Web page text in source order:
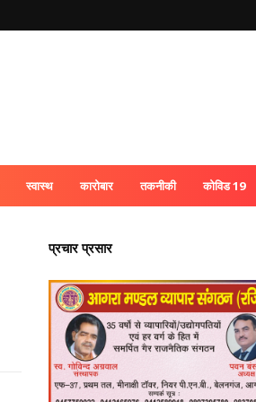
स्वास्थ कारोबार तकनीकी कोविड 19
प्रचार प्रसार